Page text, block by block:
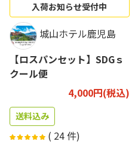
入荷お知らせ受付中
城山ホテル鹿児島
【ロスパンセット】SDGｓ
クール便
4,000円(税込)
送料込み
( 24件)